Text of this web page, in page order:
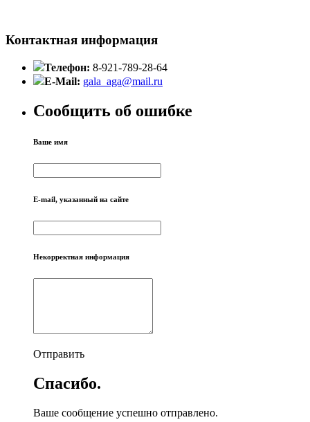
Контактная информация
Телефон: 8-921-789-28-64
E-Mail: gala_aga@mail.ru
Сообщить об ошибке
Ваше имя
E-mail, указанный на сайте
Некорректная информация
Отправить
Спасибо.
Ваше сообщение успешно отправлено.